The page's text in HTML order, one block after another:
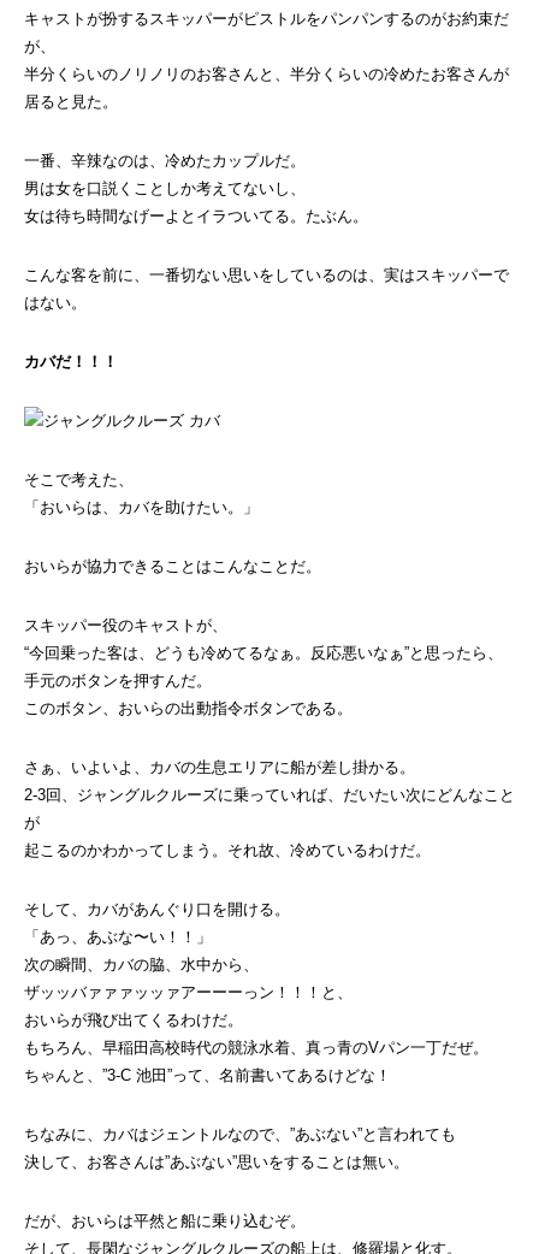
キャストが扮するスキッパーがピストルをパンパンするのがお約束だ
が、
半分くらいのノリノリのお客さんと、半分くらいの冷めたお客さんが
居ると見た。
一番、辛辣なのは、冷めたカップルだ。
男は女を口説くことしか考えてないし、
女は待ち時間なげーよとイラついてる。たぶん。
こんな客を前に、一番切ない思いをしているのは、実はスキッパーで
はない。
カバだ！！！
そこで考えた、
「おいらは、カバを助けたい。」
おいらが協力できることはこんなことだ。
スキッパー役のキャストが、
“今回乗った客は、どうも冷めてるなぁ。反応悪いなぁ”と思ったら、
手元のボタンを押すんだ。
このボタン、おいらの出動指令ボタンである。
さぁ、いよいよ、カバの生息エリアに船が差し掛かる。
2-3回、ジャングルクルーズに乗っていれば、だいたい次にどんなこと
が
起こるのかわかってしまう。それ故、冷めているわけだ。
そして、カバがあんぐり口を開ける。
「あっ、あぶな〜い！！」
次の瞬間、カバの脇、水中から、
ザッッバァァァッッァアーーーっン！！！と、
おいらが飛び出てくるわけだ。
もちろん、早稲田高校時代の競泳水着、真っ青のVパン一丁だぜ。
ちゃんと、”3-C 池田”って、名前書いてあるけどな！
ちなみに、カバはジェントルなので、”あぶない”と言われても
決して、お客さんは”あぶない”思いをすることは無い。
だが、おいらは平然と船に乗り込むぞ。
そして、長閑なジャングルクルーズの船上は、修羅場と化す。